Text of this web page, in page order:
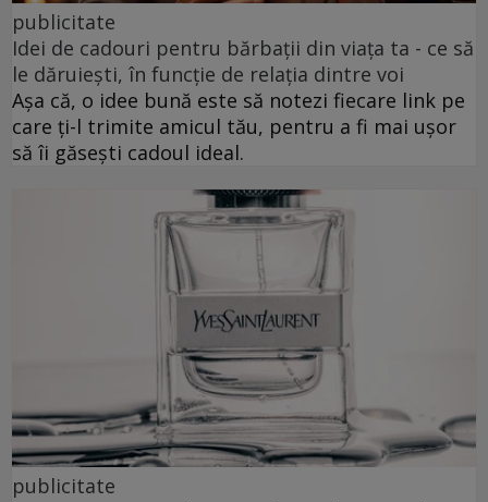
publicitate
Idei de cadouri pentru bărbații din viața ta - ce să
le dăruiești, în funcție de relația dintre voi
Așa că, o idee bună este să notezi fiecare link pe
care ți-l trimite amicul tău, pentru a fi mai ușor
să îi găsești cadoul ideal.
publicitate